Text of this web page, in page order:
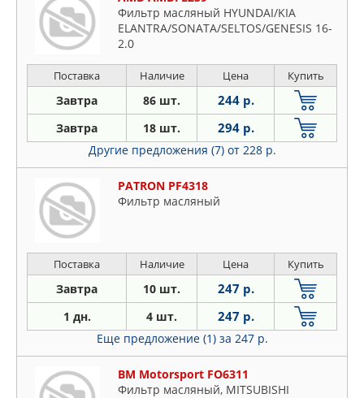
Фильтр масляный HYUNDAI/KIA
ELANTRA/SONATA/SELTOS/GENESIS 16-
2.0
Поставка Наличие Цена Купить
Завтра 86 шт. 244 р.
Завтра 18 шт. 294 р.
Другие предложения (7) от 228 р.
PATRON PF4318
Фильтр масляный
Поставка Наличие Цена Купить
Завтра 10 шт. 247 р.
1 дн. 4 шт. 247 р.
Еще предложение (1) за 247 р.
BM Motorsport FO6311
Фильтр масляный, MITSUBISHI